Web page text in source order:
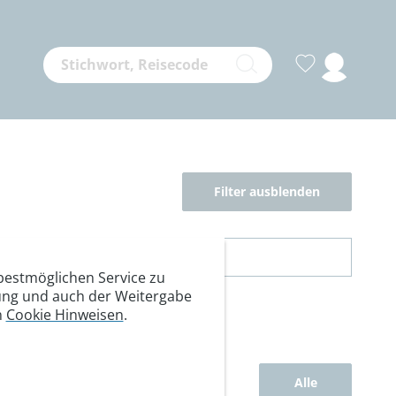
Filter ausblenden
Alle
Service zu
und auch der Weitergabe
Cookie Hinweisen.